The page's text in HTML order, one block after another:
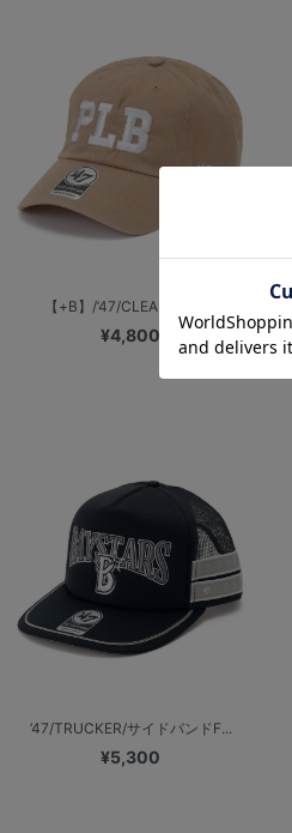
【+B】/’47/CLEAN UP/P...
¥4,800
’47/TRUCKER/サイドバンドF...
¥5,300